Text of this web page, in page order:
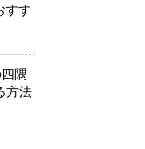
すす
隅
方法